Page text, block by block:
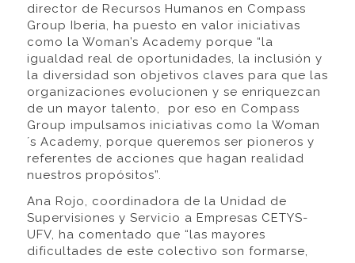
director de Recursos Humanos en Compass
Group Iberia, ha puesto en valor iniciativas
como la Woman’s Academy porque “la
igualdad real de oportunidades, la inclusión y
la diversidad son objetivos claves para que las
organizaciones evolucionen y se enriquezcan
de un mayor talento, por eso en Compass
Group impulsamos iniciativas como la Woman
´s Academy, porque queremos ser pioneros y
referentes de acciones que hagan realidad
nuestros propósitos”.
Ana Rojo, coordinadora de la Unidad de
Supervisiones y Servicio a Empresas CETYS-
UFV, ha comentado que “las mayores
dificultades de este colectivo son formarse,